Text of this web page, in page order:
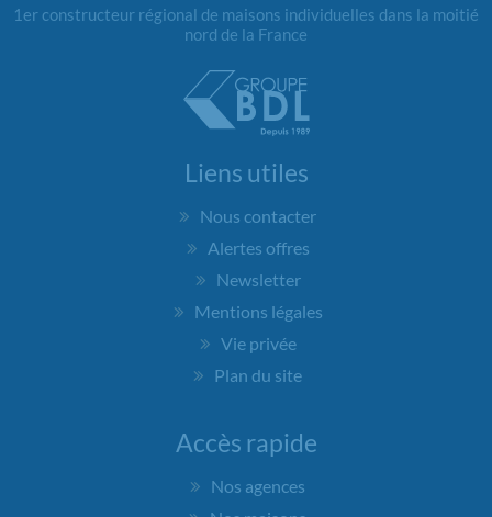
1er constructeur régional de maisons individuelles dans la moitié
nord de la France
Liens utiles
Nous contacter
Alertes offres
Newsletter
Mentions légales
Vie privée
Plan du site
Accès rapide
Nos agences